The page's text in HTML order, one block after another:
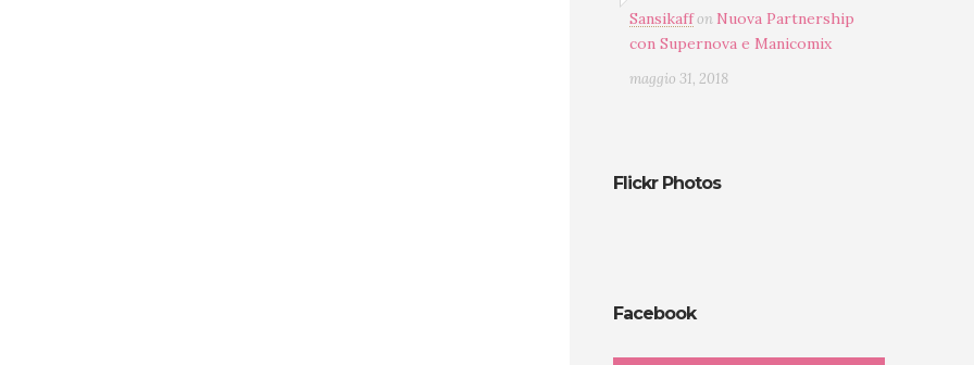
Sansikaffon Nuova Partnership
con Supernova e Manicomix
maggio 31, 2018
Flickr Photos
Facebook